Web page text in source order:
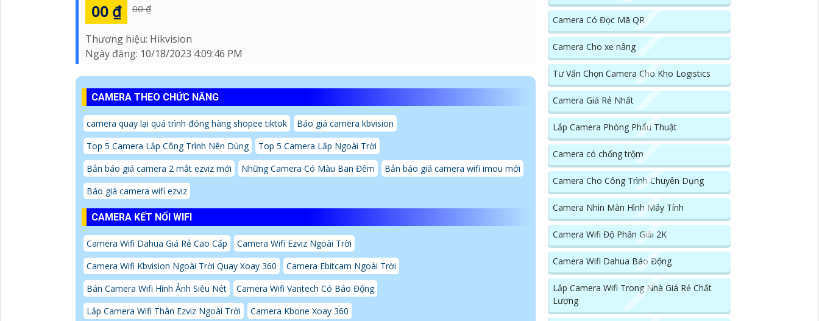
00 ₫ 00 ₫
Thương hiệu: Hikvision
Ngày đăng: 10/18/2023 4:09:46 PM
CAMERA THEO CHỨC NĂNG
camera quay lại quá trình đóng hàng shopee tiktok
Báo giá camera kbvision
Top 5 Camera Lắp Công Trình Nên Dùng
Top 5 Camera Lắp Ngoài Trời
Bản báo giá camera 2 mắt ezviz mới
Những Camera Có Màu Ban Đêm
Bản báo giá camera wifi imou mới
Báo giá camera wifi ezviz
CAMERA KẾT NỐI WIFI
Camera Wifi Dahua Giá Rẻ Cao Cấp
Camera Wifi Ezviz Ngoài Trời
Camera Wifi Kbvision Ngoài Trời Quay Xoay 360
Camera Ebitcam Ngoài Trời
Bán Camera Wifi Hình Ảnh Siêu Nét
Camera Wifi Vantech Có Báo Động
Lắp Camera Wifi Thân Ezviz Ngoài Trời
Camera Kbone Xoay 360
Camera Có Đọc Mã QR
Camera Cho xe nâng
Tư Vấn Chọn Camera Cho Kho Logistics
Camera Giá Rẻ Nhất
Lắp Camera Phòng Phẩu Thuật
Camera có chống trộm
Camera Cho Công Trình Chuyên Dụng
Camera Nhìn Màn Hình Máy Tính
Camera Wifi Độ Phân Giải 2K
Camera Wifi Dahua Báo Động
Lắp Camera Wifi Trong Nhà Giá Rẻ Chất
Lượng